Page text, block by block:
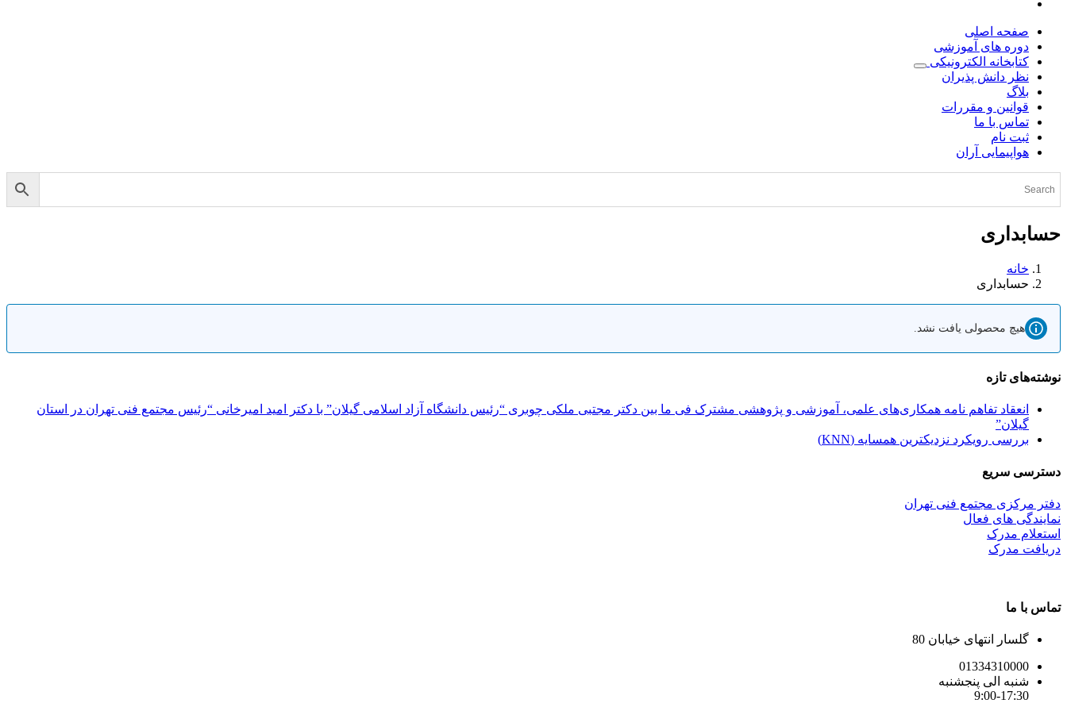
صفحه اصلی
دوره های آموزشی
کتابخانه الکترونیکی
نظر دانش پذیران
بلاگ
قوانین و مقررات
تماس با ما
ثبت نام
هواپیمایی آران
حسابداری
خانه
حسابداری
هیچ محصولی یافت نشد.
نوشته‌های تازه
انعقاد تفاهم نامه همکاری‌های علمی، آموزشی و پژوهشی مشترک فی ما بین دکتر مجتبی ملکی چوبری “رئیس دانشگاه آزاد اسلامی گیلان” با دکتر امید امیرخانی “رئیس مجتمع فنی تهران در استان
گیلان”
بررسی رویکرد نزدیکترین همسایه (KNN)
دسترسی سریع
دفتر مرکزی مجتمع فنی تهران
نمایندگی های فعال
استعلام مدرک
دریافت مدرک
تماس با ما
گلسار انتهای خیابان 80
01334310000
شنبه الی پنجشنبه
9:00-17:30